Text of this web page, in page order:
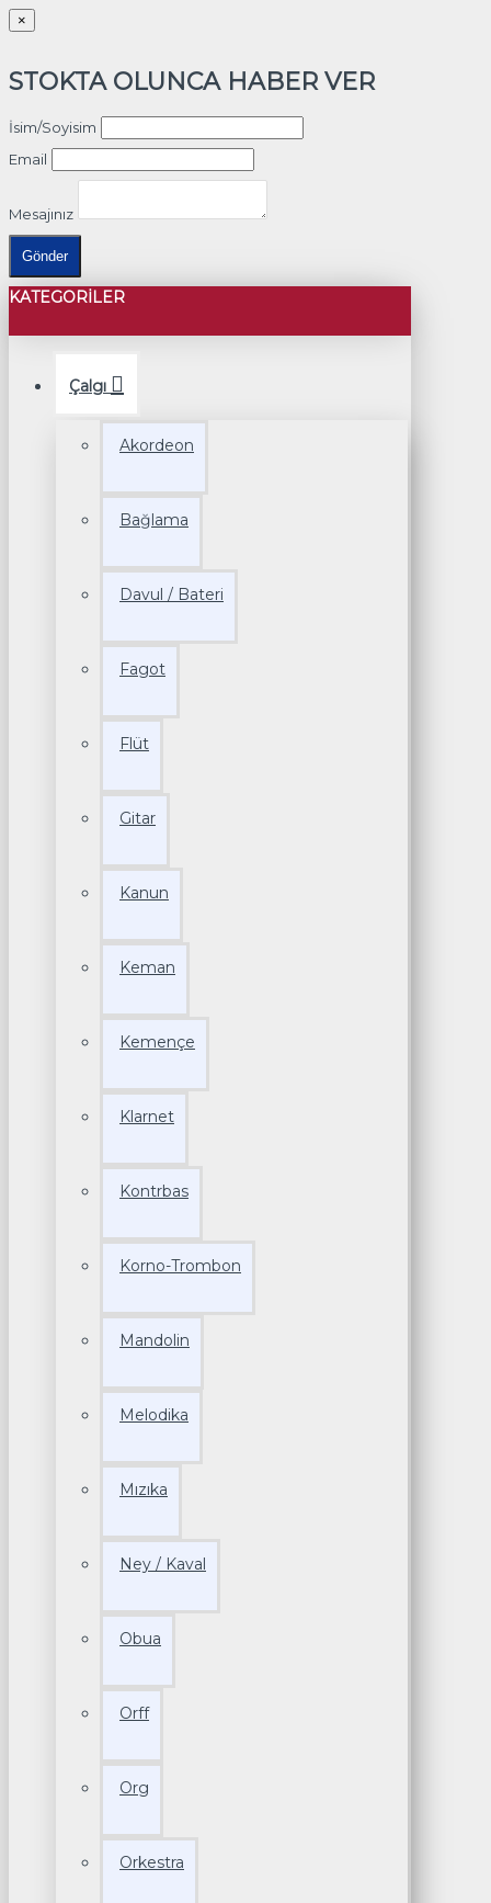
×
STOKTA OLUNCA HABER VER
İsim/Soyisim
Email
Mesajınız
Gönder
KATEGORILER
Çalgı
Akordeon
Bağlama
Davul / Bateri
Fagot
Flüt
Gitar
Kanun
Keman
Kemençe
Klarnet
Kontrbas
Korno-Trombon
Mandolin
Melodika
Mızıka
Ney / Kaval
Obua
Orff
Org
Orkestra